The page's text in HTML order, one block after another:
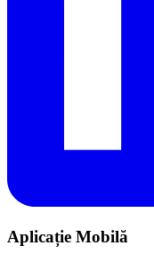
Aplicație Mobilă